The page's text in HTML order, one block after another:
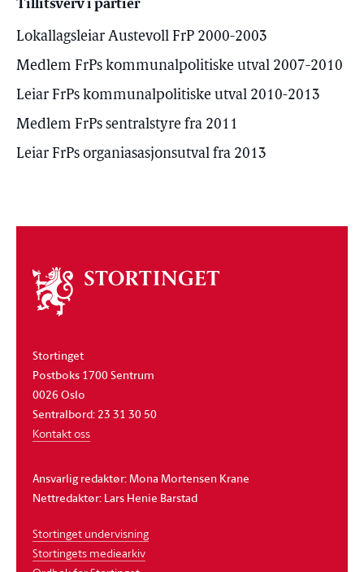
Lokallagsleiar Austevoll FrP 2000-2003
Medlem FrPs kommunalpolitiske utval 2007-2010
Leiar FrPs kommunalpolitiske utval 2010-2013
Medlem FrPs sentralstyre fra 2011
Leiar FrPs organiasasjonsutval fra 2013
Om
stortinget
Stortinget
Postboks 1700 Sentrum
0026 Oslo
Sentralbord: 23 31 30 50
Kontakt oss
Ansvarlig redaktør: Mona Mortensen Krane
Nettredaktør: Lars Henie Barstad
Stortinget undervisning
Stortingets mediearkiv